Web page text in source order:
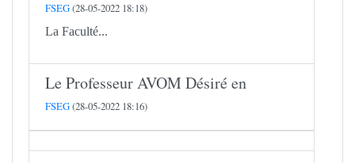
FSEG(28-05-2022 18:18)
La Faculté...
Le Professeur AVOM Désiré en
FSEG(28-05-2022 18:16)